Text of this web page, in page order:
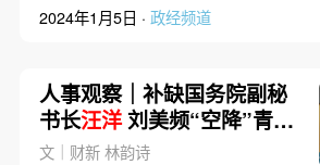
2024年1月5日 · 政经频道
人事观察｜补缺国务院副秘
书长汪洋刘美频“空降”青海
纪委书记
文｜财新 林韵诗